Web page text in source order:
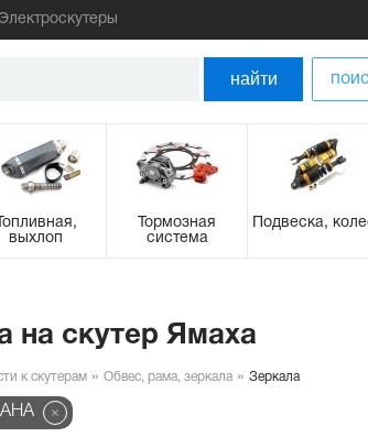
Электроскутеры
найти
выхлоп
Тормозная
система
Подвеска,
на скутер Ямаха
к скутерам Обвес, рама, зеркала Зеркала